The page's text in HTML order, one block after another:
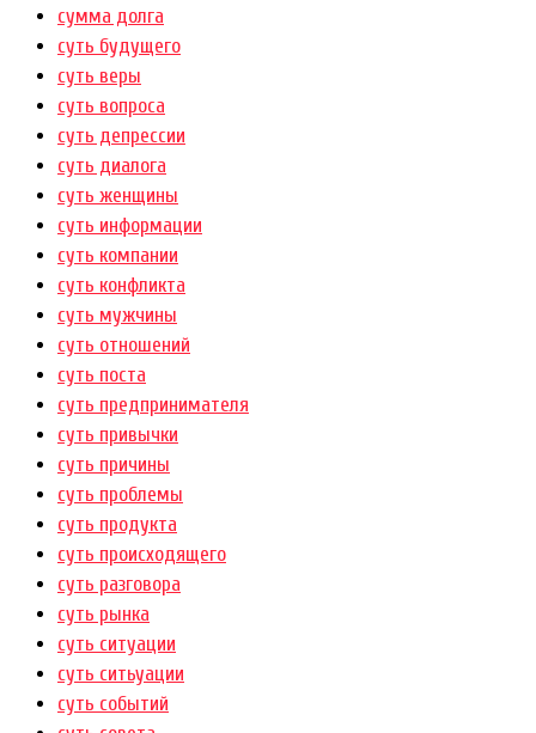
сумма долга
суть будущего
суть веры
суть вопроса
суть депрессии
суть диалога
суть женщины
суть информации
суть компании
суть конфликта
суть мужчины
суть отношений
суть поста
суть предпринимателя
суть привычки
суть причины
суть проблемы
суть продукта
суть происходящего
суть разговора
суть рынка
суть ситуации
суть ситьуации
суть событий